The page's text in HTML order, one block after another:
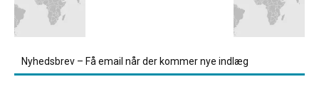
Nyhedsbrev – Få email når der kommer nye indlæg